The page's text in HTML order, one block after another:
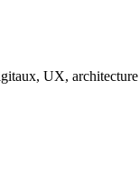
UX,